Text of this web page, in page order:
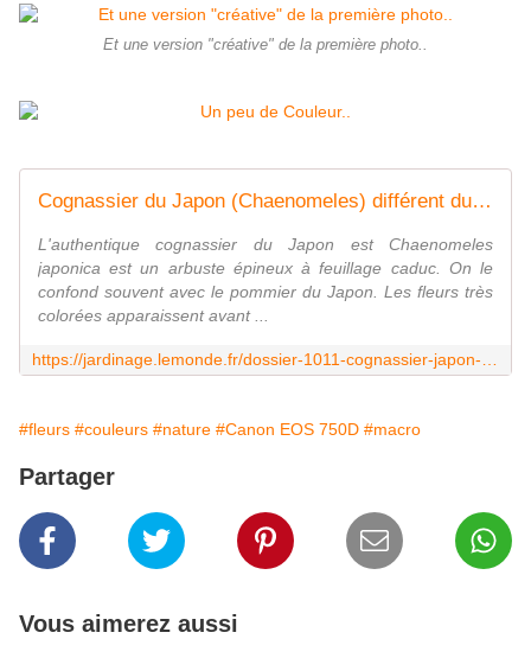
Et une version "créative" de la première photo..
Cognassier du Japon (Chaenomeles) différent du pommier du Japon : plantation, culture, entretien
L'authentique cognassier du Japon est Chaenomeles
japonica est un arbuste épineux à feuillage caduc. On le
confond souvent avec le pommier du Japon. Les fleurs très
colorées apparaissent avant ...
#fleurs #couleurs #nature #Canon EOS 750D #macro
Partager
Vous aimerez aussi